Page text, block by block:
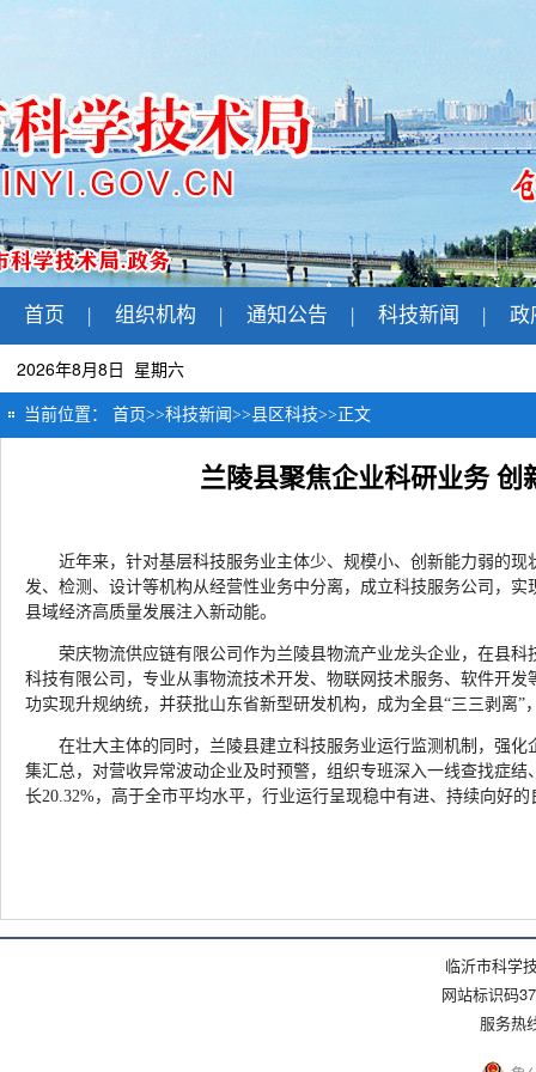
首页 | 组织机构 | 通知公告 | 科技新闻 | 政
2026年8月8日 星期六
当前位置： 首页>>科技新闻 >>县区科技>> 正文
兰陵县聚焦企业科研业务 创
近年来，针对基层科技服务业主体少、规模小、创新能力弱的
发、检测、设计等机构从经营性业务中分离，成立科技服务公司，
县域经济高质量发展注入新动能。
荣庆物流供应链有限公司作为兰陵县物流产业龙头企业，在县
科技有限公司，专业从事物流技术开发、物联网技术服务、软件开
功实现升规纳统，并获批山东省新型研发机构，成为全县“三三剥离”
在壮大主体的同时，兰陵县建立科技服务业运行监测机制，强
集汇总，对营收异常波动企业及时预警，组织专班深入一线查找症
长20.32%，高于全市平均水平，行业运行呈现稳中有进、持续向好的
临沂市科学
网站标识码
服务热